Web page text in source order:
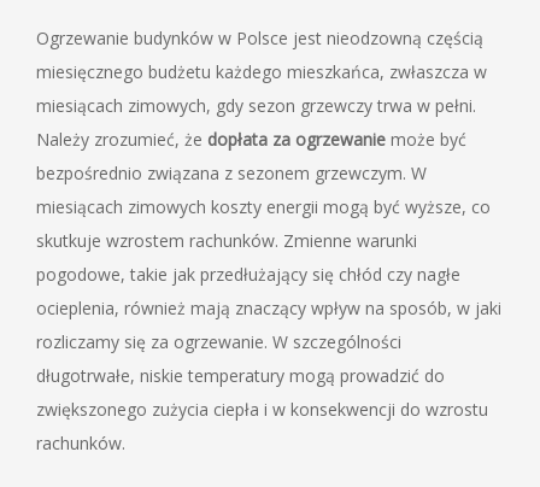
Ogrzewanie budynków w Polsce jest nieodzowną częścią
miesięcznego budżetu każdego mieszkańca, zwłaszcza w
miesiącach zimowych, gdy sezon grzewczy trwa w pełni.
Należy zrozumieć, że dopłata za ogrzewanie może być
bezpośrednio związana z sezonem grzewczym. W
miesiącach zimowych koszty energii mogą być wyższe, co
skutkuje wzrostem rachunków. Zmienne warunki
pogodowe, takie jak przedłużający się chłód czy nagłe
ocieplenia, również mają znaczący wpływ na sposób, w jaki
rozliczamy się za ogrzewanie. W szczególności
długotrwałe, niskie temperatury mogą prowadzić do
zwiększonego zużycia ciepła i w konsekwencji do wzrostu
rachunków.